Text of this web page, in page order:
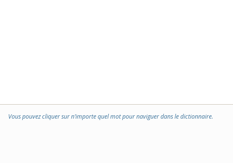
Vous pouvez cliquer sur n’importe quel mot pour naviguer dans le dictionnaire.